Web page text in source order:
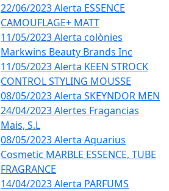
22/06/2023 Alerta ESSENCE
CAMOUFLAGE+ MATT
11/05/2023 Alerta colònies
Markwins Beauty Brands Inc
11/05/2023 Alerta KEEN STROCK
CONTROL STYLING MOUSSE
08/05/2023 Alerta SKEYNDOR MEN
24/04/2023 Alertes Fragancias
Mais, S.L
08/05/2023 Alerta Aquarius
Cosmetic MARBLE ESSENCE, TUBE
FRAGRANCE
14/04/2023 Alerta PARFUMS